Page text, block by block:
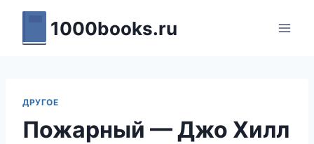
Перейти
содержимому
1000books.ru
ДРУГОЕ
Пожарный — Джо Хилл